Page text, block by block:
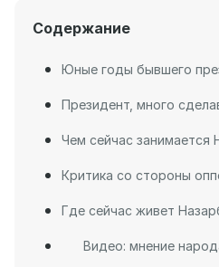
Содержание
Юные годы бывшего
Президент, много
Чем сейчас занимается
Критика со стороны
Где сейчас живет
Видео: мнение